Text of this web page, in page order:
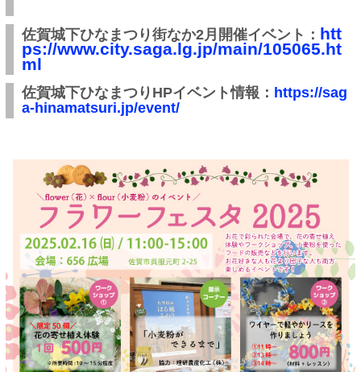
佐賀城下ひなまつり街なか2月開催イベント： htt
ps://www.city.saga.lg.jp/main/105065.ht
ml
佐賀城下ひなまつりHPイベント情報： https://sag
a-hinamatsuri.jp/event/